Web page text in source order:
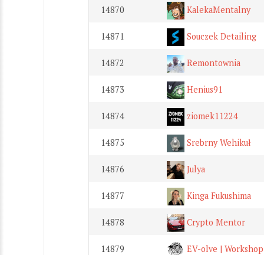
14870 KalekaMentalny
14871 Souczek Detailing
14872 Remontownia
14873 Henius91
14874 ziomek11224
14875 Srebrny Wehikuł
14876 Julya
14877 Kinga Fukushima
14878 Crypto Mentor
14879 EV-olve |